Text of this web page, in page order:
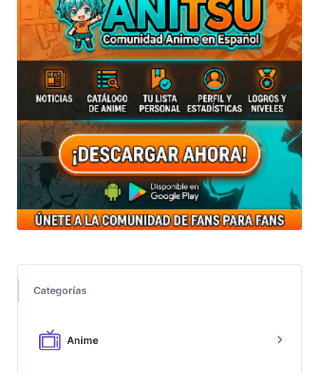
Categorías
Anime